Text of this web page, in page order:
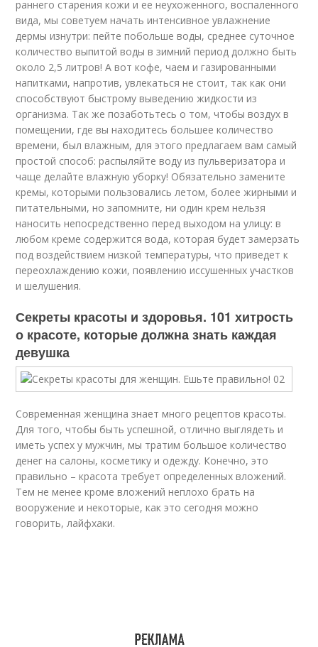
раннего старения кожи и ее неухоженного, воспаленного
вида, мы советуем начать интенсивное увлажнение
дермы изнутри: пейте побольше воды, среднее суточное
количество выпитой воды в зимний период должно быть
около 2,5 литров! А вот кофе, чаем и газированными
напитками, напротив, увлекаться не стоит, так как они
способствуют быстрому выведению жидкости из
организма. Так же позаботьтесь о том, чтобы воздух в
помещении, где вы находитесь большее количество
времени, был влажным, для этого предлагаем вам самый
простой способ: распыляйте воду из пульверизатора и
чаще делайте влажную уборку! Обязательно замените
кремы, которыми пользовались летом, более жирными и
питательными, но запомните, ни один крем нельзя
наносить непосредственно перед выходом на улицу: в
любом креме содержится вода, которая будет замерзать
под воздействием низкой температуры, что приведет к
переохлаждению кожи, появлению иссушенных участков
и шелушения.
Секреты красоты и здоровья. 101 хитрость
о красоте, которые должна знать каждая
девушка
Современная женщина знает много рецептов красоты.
Для того, чтобы быть успешной, отлично выглядеть и
иметь успех у мужчин, мы тратим большое количество
денег на салоны, косметику и одежду. Конечно, это
правильно – красота требует определенных вложений.
Тем не менее кроме вложений неплохо брать на
вооружение и некоторые, как это сегодня можно
говорить, лайфхаки.